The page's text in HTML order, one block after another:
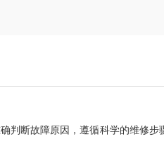
判断故障原因，遵循科学的维修